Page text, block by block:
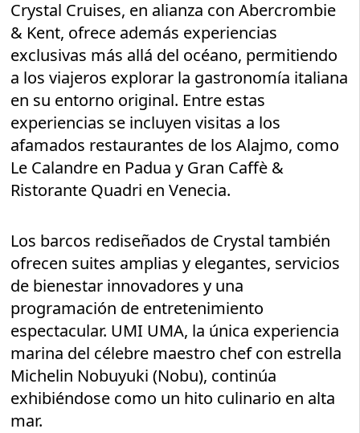
Crystal Cruises, en alianza con Abercrombie
& Kent, ofrece además experiencias
exclusivas más allá del océano, permitiendo
a los viajeros explorar la gastronomía italiana
en su entorno original. Entre estas
experiencias se incluyen visitas a los
afamados restaurantes de los Alajmo, como
Le Calandre en Padua y Gran Caffè &
Ristorante Quadri en Venecia.
Los barcos rediseñados de Crystal también
ofrecen suites amplias y elegantes, servicios
de bienestar innovadores y una
programación de entretenimiento
espectacular. UMI UMA, la única experiencia
marina del célebre maestro chef con estrella
Michelin Nobuyuki (Nobu), continúa
exhibiéndose como un hito culinario en alta
mar.